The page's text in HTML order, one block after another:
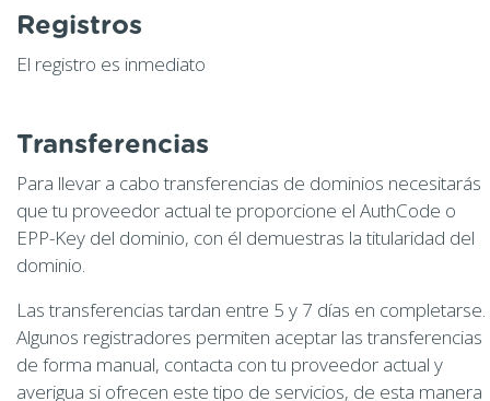
Registros
El registro es inmediato
Transferencias
Para llevar a cabo transferencias de dominios necesitarás
que tu proveedor actual te proporcione el AuthCode o
EPP-Key del dominio, con él demuestras la titularidad del
dominio.
Las transferencias tardan entre 5 y 7 días en completarse.
Algunos registradores permiten aceptar las transferencias
de forma manual, contacta con tu proveedor actual y
averigua si ofrecen este tipo de servicios, de esta manera